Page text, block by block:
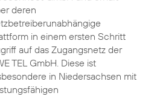
deren
in einem ersten Schritt
auf das Zugangsnetz der
TEL GmbH. Diese ist
in Niedersachsen mit